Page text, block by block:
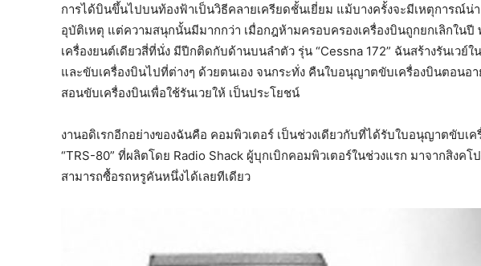
การได้บินขึ้นไปบนท้องฟ้าเป็นวิธีคลายเครียดชั้นเยี่ยม แม้บางครั้งจะมีเหตุการณ์น่
อุบัติเหตุ แต่ความสนุกนั้นมีมากกว่า เมื่อกฎห้ามครอบครองเครื่องบินถูกยกเลิกใน
เครื่องยนต์เดียวสี่ที่นั่ง มีปีกติดกับด้านบนลำตัว รุ่น “Cessna 172” ฉันสร้างรันเว
และขับเครื่องบินไปที่ต่างๆ ด้วยตนเอง จนกระทั่ง คืนใบอนุญาตขับเครื่องบินตอนอ
สอนขับเครื่องบินเพื่อใช้รันเวยให้ เป็นประโยชน์
งานอดิเรกอีกอย่างของฉันคือ คอมพิวเตอร์ เป็นช่วงเดียวกับที่ได้รับใบอนุญาตขับเ
“TRS-80” ที่ผลิตโดย Radio Shack ผู้บุกเบิกคอมพิวเตอร์ในช่วงแรก มาจากสิงค
สามารถซื้อรถหรูคันหนึ่งได้เลยทีเดียว